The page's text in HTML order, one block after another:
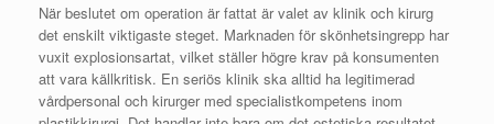
När beslutet om operation är fattat är valet av klinik och kirurg
det enskilt viktigaste steget. Marknaden för skönhetsingrepp har
vuxit explosionsartat, vilket ställer högre krav på konsumenten
att vara källkritisk. En seriös klinik ska alltid ha legitimerad
vårdpersonal och kirurger med specialistkompetens inom